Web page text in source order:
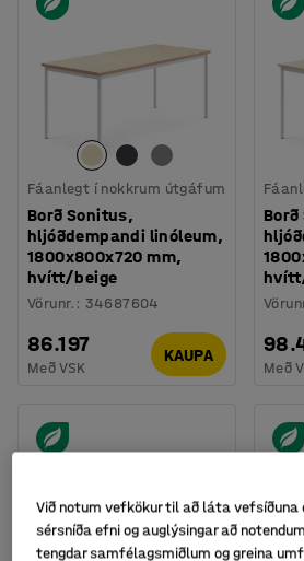
Fáanlegt í nokkrum útgáfum
Borð Sonitus,
hljóðdempandi linóleum,
1800x800x720 mm,
hvítt/beige
Vörunr. : 34687604
86.197
Með VSK
KAUPA
Með
Við notum vefkökur til að láta vefsíðuna
sérsníða efni og auglýsingar að
tengdar samfélagsmiðlum og greina